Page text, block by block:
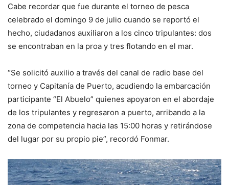
Cabe recordar que fue durante el torneo de pesca
celebrado el domingo 9 de julio cuando se reportó el
hecho, ciudadanos auxiliaron a los cinco tripulantes: dos
se encontraban en la proa y tres flotando en el mar.
“Se solicitó auxilio a través del canal de radio base del
torneo y Capitanía de Puerto, acudiendo la embarcación
participante “El Abuelo” quienes apoyaron en el abordaje
de los tripulantes y regresaron a puerto, arribando a la
zona de competencia hacia las 15:00 horas y retirándose
del lugar por su propio pie”, recordó Fonmar.